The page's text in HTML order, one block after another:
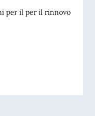
per il per il rinnovo